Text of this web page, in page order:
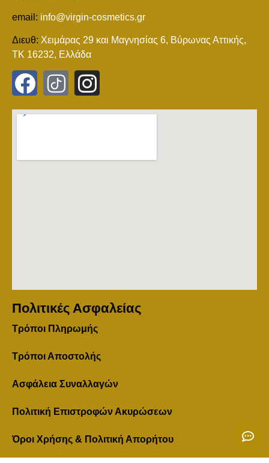
email: info@virgin-cosmetics.gr
Διευθ: Χειμάρας 29 και Mαγνησίας 6, Βύρωνας Αττικής,
ΤΚ 16232, Ελλάδα
Πολιτικές Ασφαλείας
Τρόποι Πληρωμής
Τρόποι Αποστολής
Ασφάλεια Συναλλαγών
Πολιτική Επιστροφών Ακυρώσεων
Όροι Χρήσης & Πολιτική Απορήτου